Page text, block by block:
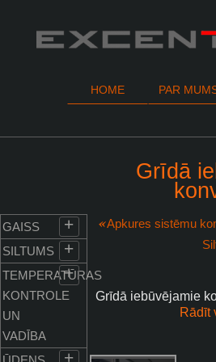
HOME PAR
Grīdā
Apkures sistēmu
GAISS +
SILTUMS +
TEMPERATŪRAS
KONTROLE
UN
VADĪBA
+
+
Grīdā iebūvējamie
ir elegants, Rādīt